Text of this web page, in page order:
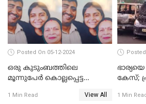
Posted On 05-12-2024
ഒരു കുടുംബത്തിലെ
മൂന്നുപേര്‍ കൊല്ലപ്പെട്ട
1 Min Read View All
Posted
കേസ്;
1 Min